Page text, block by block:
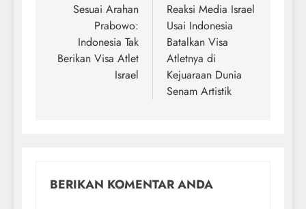
Sesuai Arahan
Prabowo:
Indonesia Tak
Berikan Visa Atlet
Israel
Reaksi Media Israel
Usai Indonesia
Batalkan Visa
Atletnya di
Kejuaraan Dunia
Senam Artistik
BERIKAN KOMENTAR ANDA